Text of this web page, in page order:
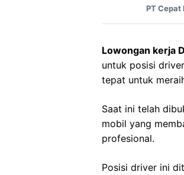
PT Cepat
Lowongan kerja
untuk posisi
tepat untuk
Saat ini telah
mobil yang
profesional.
Posisi driver ini